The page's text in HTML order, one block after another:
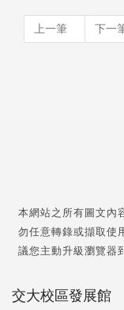
上一筆 下一
本網站之所有圖文內
勿任意轉錄或擷取使
議您主動升級瀏覽器
交大校區發展館